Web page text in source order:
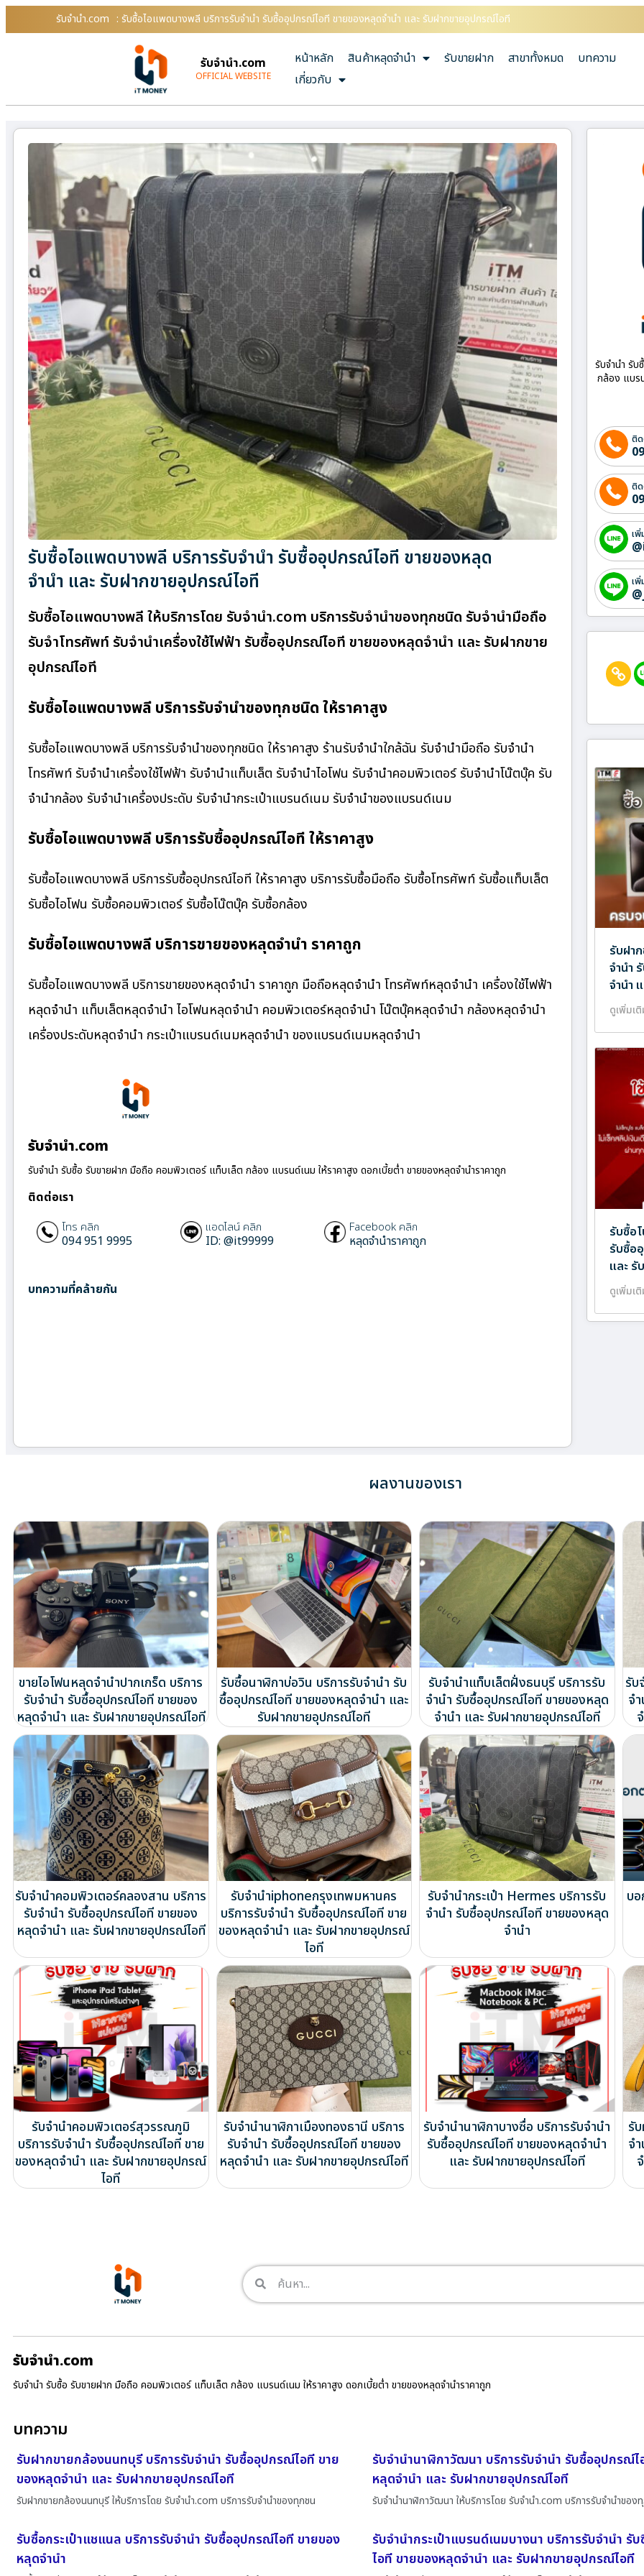
รับจํานํา.com : รับซื้อไอแพดบางพลี บริการรับจำนำ รับซื้ออุปกรณ์ไอที ขายของหลุดจำนำ และ รับฝากขายอุปกรณ์ไอที
รับจํานํา.com
OFFICIAL WEBSITE
หน้าหลัก สินค้าหลุดจำนำ รับขายฝาก สาขาทั้งหมด
บทความ
เกี่ยวกับ
รับซื้อไอแพดบางพลี บริการรับจำนำ รับซื้ออุปกรณ์ไอที ขายของหลุด
จำนำ และ รับฝากขายอุปกรณ์ไอที
รับซื้อไอแพดบางพลี ให้บริการโดย รับจํานํา.com บริการรับจำนำของทุกชนิด รับจำนำมือถือ
รับจำโทรศัพท์ รับจำนำเครื่องใช้ไฟฟ้า รับซื้ออุปกรณ์ไอที ขายของหลุดจำนำ และ รับฝากขาย
อุปกรณ์ไอที
รับซื้อไอแพดบางพลี บริการรับจำนำของทุกชนิด ให้ราคาสูง
รับซื้อไอแพดบางพลี บริการรับจำนำของทุกชนิด ให้ราคาสูง ร้านรับจํานําใกล้ฉัน รับจำนำมือถือ รับจำนำ
โทรศัพท์ รับจำนำเครื่องใช้ไฟฟ้า รับจำนำแท็บเล็ต รับจำนำไอโฟน รับจำนำคอมพิวเตอร์ รับจำนำโน๊ตบุ๊ค รับ
จำนำกล้อง รับจำนำเครื่องประดับ รับจำนำกระเป๋าแบรนด์เนม รับจำนำของแบรนด์เนม
รับซื้อไอแพดบางพลี บริการรับซื้ออุปกรณ์ไอที ให้ราคาสูง
รับซื้อไอแพดบางพลี บริการรับซื้ออุปกรณ์ไอที ให้ราคาสูง บริการรับซื้อมือถือ รับซื้อโทรศัพท์ รับซื้อแท็บเล็ต
รับซื้อไอโฟน รับซื้อคอมพิวเตอร์ รับซื้อโน๊ตบุ๊ค รับซื้อกล้อง
รับซื้อไอแพดบางพลี บริการขายของหลุดจำนำ ราคาถูก
รับซื้อไอแพดบางพลี บริการขายของหลุดจำนำ ราคาถูก มือถือหลุดจำนำ โทรศัพท์หลุดจำนำ เครื่องใช้ไฟฟ้า
หลุดจำนำ แท็บเล็ตหลุดจำนำ ไอโฟนหลุดจำนำ คอมพิวเตอร์หลุดจำนำ โน๊ตบุ๊คหลุดจำนำ กล้องหลุดจำนำ
เครื่องประดับหลุดจำนำ กระเป๋าแบรนด์เนมหลุดจำนำ ของแบรนด์เนมหลุดจำนำ
รับจํานํา.com
รับจำนำ รับซื้อ รับขายฝาก มือถือ คอมพิวเตอร์ แท็บเล็ต กล้อง แบรนด์เนม ให้ราคาสูง ดอกเบี้ยต่ำ ขายของหลุดจำนำราคาถูก
ติดต่อเรา
โทร คลิก
094 951 9995
แอดไลน์ คลิก
ID: @it99999
Facebook คลิก
หลุดจำนำราคาถูก
บทความที่คล้ายกัน
รับจำนำ รั
กล้อง แบร
ติ
ติ
เ
เ
รับฝา
จำนำ
จำนำ
ดูเพิ่มเ
รับซื้อ
รับซื้อ
และ รั
ดูเพิ่มเ
ผลงานของเรา
ขายไอโฟนหลุดจำนำปากเกร็ด บริการ
รับจำนำ รับซื้ออุปกรณ์ไอที ขายของ
หลุดจำนำ และ รับฝากขายอุปกรณ์ไอที
รับซื้อนาฬิกาบ่อวิน บริการรับจำนำ รับ
ซื้ออุปกรณ์ไอที ขายของหลุดจำนำ และ
รับฝากขายอุปกรณ์ไอที
รับจำนำแท็บเล็ตฝั่งธนบุรี บริการรับ
จำนำ รับซื้ออุปกรณ์ไอที ขายของหลุด
จำนำ และ รับฝากขายอุปกรณ์ไอที
รับ
จ
รับจำนำคอมพิวเตอร์คลองสาน บริการ
รับจำนำ รับซื้ออุปกรณ์ไอที ขายของ
หลุดจำนำ และ รับฝากขายอุปกรณ์ไอที
รับจำนำiphoneกรุงเทพมหานคร
บริการรับจำนำ รับซื้ออุปกรณ์ไอที ขาย
ของหลุดจำนำ และ รับฝากขายอุปกรณ์
ไอที
รับจำนำกระเป๋า Hermes บริการรับ
จำนำ รับซื้ออุปกรณ์ไอที ขายของหลุด
จำนำ
บ
รับจำนำคอมพิวเตอร์สุวรรณภูมิ
บริการรับจำนำ รับซื้ออุปกรณ์ไอที ขาย
ของหลุดจำนำ และ รับฝากขายอุปกรณ์
ไอที
รับจำนำนาฬิกาเมืองทองธานี บริการ
รับจำนำ รับซื้ออุปกรณ์ไอที ขายของ
หลุดจำนำ และ รับฝากขายอุปกรณ์ไอที
รับจำนำนาฬิกาบางซื่อ บริการรับจำนำ
รับซื้ออุปกรณ์ไอที ขายของหลุดจำนำ
และ รับฝากขายอุปกรณ์ไอที
รั
จ
รับจํานํา.com
รับจำนำ รับซื้อ รับขายฝาก มือถือ คอมพิวเตอร์ แท็บเล็ต กล้อง แบรนด์เนม ให้ราคาสูง ดอกเบี้ยต่ำ ขายของหลุดจำนำราคาถูก
บทความ
รับฝากขายกล้องนนทบุรี บริการรับจำนำ รับซื้ออุปกรณ์ไอที ขาย
ของหลุดจำนำ และ รับฝากขายอุปกรณ์ไอที
รับฝากขายกล้องนนทบุรี ให้บริการโดย รับจํานํา.com บริการรับจำนำของทุกชน
รับจำนำนาฬิกาวัฒนา บริการรับจำนำ รับซื้ออุปกรณ์
หลุดจำนำ และ รับฝากขายอุปกรณ์ไอที
รับจำนำนาฬิกาวัฒนา ให้บริการโดย รับจํานํา.com บริการรับจำนำของ
รับซื้อกระเป๋าแชแนล บริการรับจำนำ รับซื้ออุปกรณ์ไอที ขายของ
หลุดจำนำ
รับจำนำกระเป๋าแบรนด์เนมบางนา บริการรับจำนำ
ไอที ขายของหลุดจำนำ และ รับฝากขายอุปกรณ์ไอที